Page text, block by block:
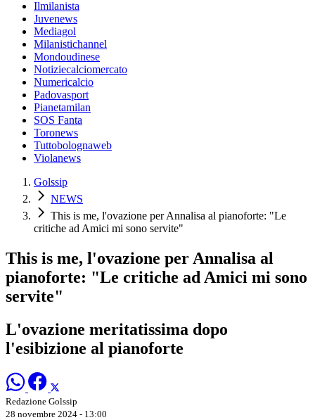
Ilmilanista
Juvenews
Mediagol
Milanistichannel
Mondoudinese
Notiziecalciomercato
Numericalcio
Padovasport
Pianetamilan
SOS Fanta
Toronews
Tuttobolognaweb
Violanews
Golssip
NEWS
This is me, l'ovazione per Annalisa al pianoforte: "Le
critiche ad Amici mi sono servite"
This is me, l'ovazione per Annalisa al
pianoforte: "Le critiche ad Amici mi sono
servite"
L'ovazione meritatissima dopo
l'esibizione al pianoforte
Redazione Golssip
28 novembre 2024 - 13:00